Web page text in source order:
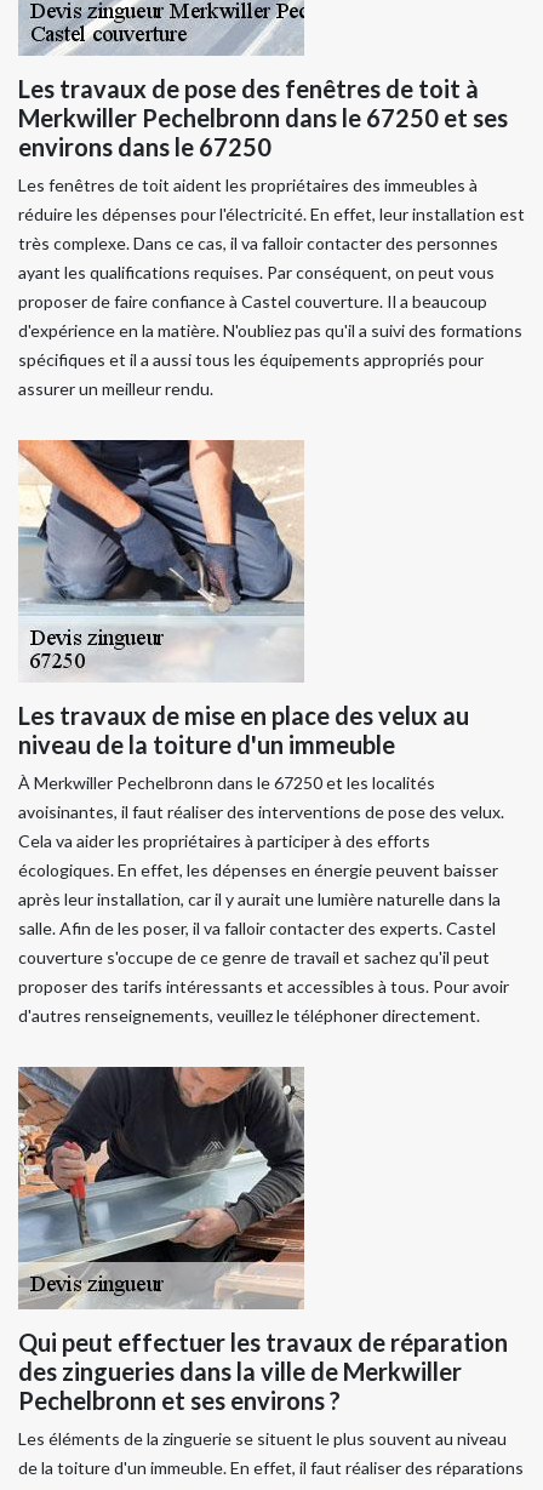
Les travaux de pose des fenêtres de toit à
Merkwiller Pechelbronn dans le 67250 et ses
environs dans le 67250
Les fenêtres de toit aident les propriétaires des immeubles à
réduire les dépenses pour l'électricité. En effet, leur installation est
très complexe. Dans ce cas, il va falloir contacter des personnes
ayant les qualifications requises. Par conséquent, on peut vous
proposer de faire confiance à Castel couverture. Il a beaucoup
d'expérience en la matière. N'oubliez pas qu'il a suivi des formations
spécifiques et il a aussi tous les équipements appropriés pour
assurer un meilleur rendu.
Les travaux de mise en place des velux au
niveau de la toiture d'un immeuble
À Merkwiller Pechelbronn dans le 67250 et les localités
avoisinantes, il faut réaliser des interventions de pose des velux.
Cela va aider les propriétaires à participer à des efforts
écologiques. En effet, les dépenses en énergie peuvent baisser
après leur installation, car il y aurait une lumière naturelle dans la
salle. Afin de les poser, il va falloir contacter des experts. Castel
couverture s'occupe de ce genre de travail et sachez qu'il peut
proposer des tarifs intéressants et accessibles à tous. Pour avoir
d'autres renseignements, veuillez le téléphoner directement.
Qui peut effectuer les travaux de réparation
des zingueries dans la ville de Merkwiller
Pechelbronn et ses environs ?
Les éléments de la zinguerie se situent le plus souvent au niveau
de la toiture d'un immeuble. En effet, il faut réaliser des réparations